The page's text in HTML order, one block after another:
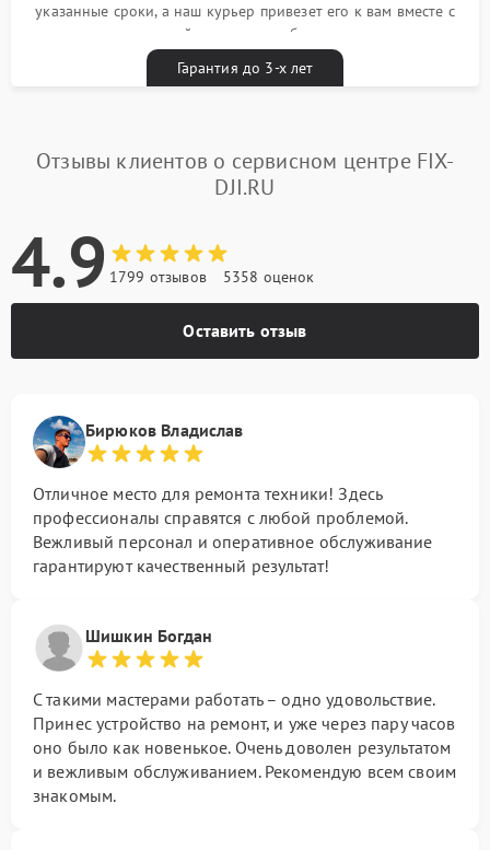
указанные сроки, а наш курьер привезет его к вам вместе с
гарантийным талоном бесплатно
Гарантия до 3-х лет
Отзывы клиентов о сервисном центре FIX-
DJI.RU
4.9 1799 отзывов 5358 оценок
Оставить отзыв
Бирюков Владислав
Отличное место для ремонта техники! Здесь
профессионалы справятся с любой проблемой.
Вежливый персонал и оперативное обслуживание
гарантируют качественный результат!
Шишкин Богдан
С такими мастерами работать – одно удовольствие.
Принес устройство на ремонт, и уже через пару часов
оно было как новенькое. Очень доволен результатом
и вежливым обслуживанием. Рекомендую всем своим
знакомым.